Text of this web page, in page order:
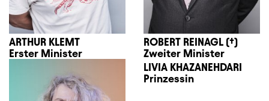
ARTHUR KLEMT
Erster Minister
ROBERT REINAGL (†)
Zweiter Minister
LIVIA KHAZANEHDARI
Prinzessin